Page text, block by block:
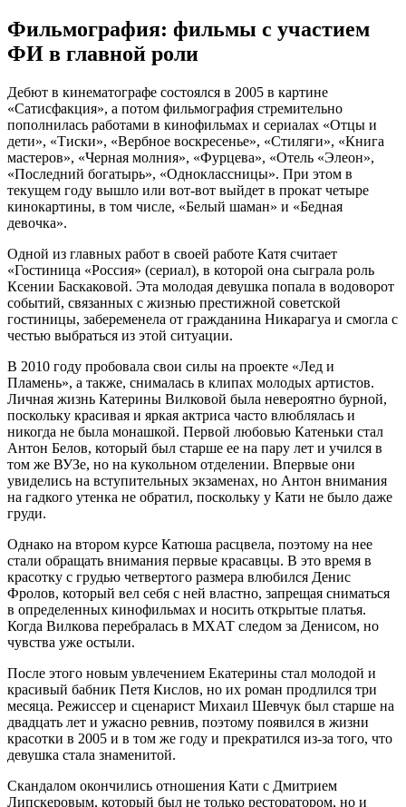
Фильмография: фильмы с участием
ФИ в главной роли
Дебют в кинематографе состоялся в 2005 в картине
«Сатисфакция», а потом фильмография стремительно
пополнилась работами в кинофильмах и сериалах «Отцы и
дети», «Тиски», «Вербное воскресенье», «Стиляги», «Книга
мастеров», «Черная молния», «Фурцева», «Отель «Элеон»,
«Последний богатырь», «Одноклассницы». При этом в
текущем году вышло или вот-вот выйдет в прокат четыре
кинокартины, в том числе, «Белый шаман» и «Бедная
девочка».
Одной из главных работ в своей работе Катя считает
«Гостиница «Россия» (сериал), в которой она сыграла роль
Ксении Баскаковой. Эта молодая девушка попала в водоворот
событий, связанных с жизнью престижной советской
гостиницы, забеременела от гражданина Никарагуа и смогла с
честью выбраться из этой ситуации.
В 2010 году пробовала свои силы на проекте «Лед и
Пламень», а также, снималась в клипах молодых артистов.
Личная жизнь Катерины Вилковой была невероятно бурной,
поскольку красивая и яркая актриса часто влюблялась и
никогда не была монашкой. Первой любовью Катеньки стал
Антон Белов, который был старше ее на пару лет и учился в
том же ВУЗе, но на кукольном отделении. Впервые они
увиделись на вступительных экзаменах, но Антон внимания
на гадкого утенка не обратил, поскольку у Кати не было даже
груди.
Однако на втором курсе Катюша расцвела, поэтому на нее
стали обращать внимания первые красавцы. В это время в
красотку с грудью четвертого размера влюбился Денис
Фролов, который вел себя с ней властно, запрещая сниматься
в определенных кинофильмах и носить открытые платья.
Когда Вилкова перебралась в МХАТ следом за Денисом, но
чувства уже остыли.
После этого новым увлечением Екатерины стал молодой и
красивый бабник Петя Кислов, но их роман продлился три
месяца. Режиссер и сценарист Михаил Шевчук был старше на
двадцать лет и ужасно ревнив, поэтому появился в жизни
красотки в 2005 и в том же году и прекратился из-за того, что
девушка стала знаменитой.
Скандалом окончились отношения Кати с Дмитрием
Липскеровым, который был не только ресторатором, но и